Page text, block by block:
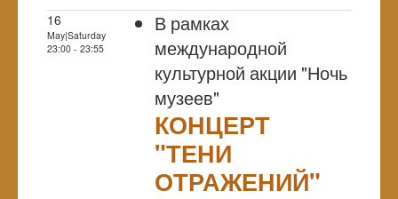
16
May|Saturday
23:00 - 23:55
В рамках
международной
культурной акции "Ночь
музеев"
КОНЦЕРТ
"ТЕНИ
ОТРАЖЕНИЙ"